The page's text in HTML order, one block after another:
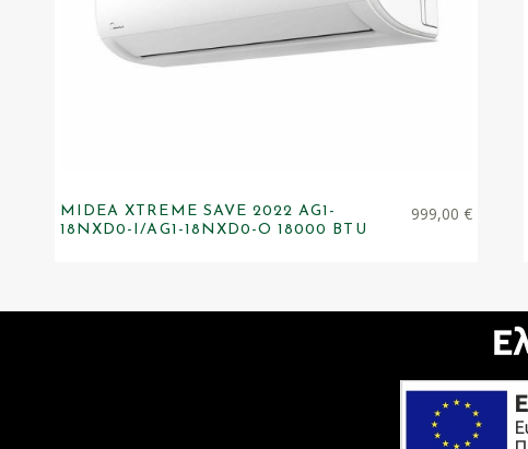
MIDEA XTREME SAVE 2022 AG1-
18NXD0-I/AG1-18NXD0-O 18000 BTU
999,00 €